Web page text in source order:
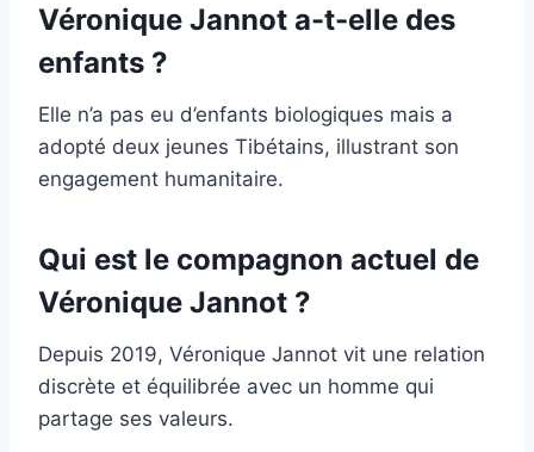
Véronique Jannot a-t-elle des
enfants ?
Elle n’a pas eu d’enfants biologiques mais a
adopté deux jeunes Tibétains, illustrant son
engagement humanitaire.
Qui est le compagnon actuel de
Véronique Jannot ?
Depuis 2019, Véronique Jannot vit une relation
discrète et équilibrée avec un homme qui
partage ses valeurs.